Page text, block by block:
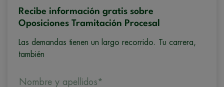
Recibe información gratis sobre
Oposiciones Tramitación Procesal
Las demandas tienen un largo recorrido. Tu carrera,
también
Nombre y apellidos*